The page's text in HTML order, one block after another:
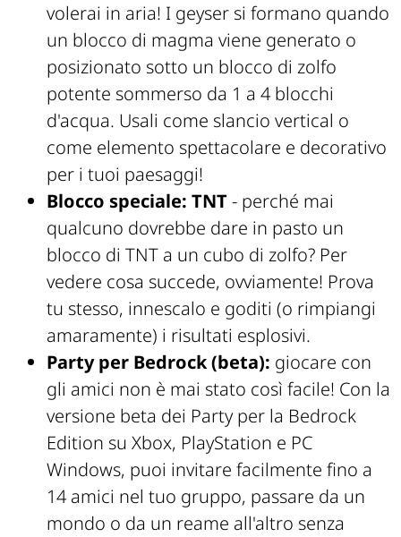
volerai in aria! I geyser si formano quando
un blocco di magma viene generato o
posizionato sotto un blocco di zolfo
potente sommerso da 1 a 4 blocchi
d'acqua. Usali come slancio vertical o
come elemento spettacolare e decorativo
per i tuoi paesaggi!
Blocco speciale: TNT- perché mai
qualcuno dovrebbe dare in pasto un
blocco di TNT a un cubo di zolfo? Per
vedere cosa succede, ovviamente! Prova
tu stesso, innescalo e goditi (o rimpiangi
amaramente) i risultati esplosivi.
Party per Bedrock (beta): giocare con
gli amici non è mai stato così facile! Con la
versione beta dei Party per la Bedrock
Edition su Xbox, PlayStation e PC
Windows, puoi invitare facilmente fino a
14 amici nel tuo gruppo, passare da un
mondo o da un reame all'altro senza